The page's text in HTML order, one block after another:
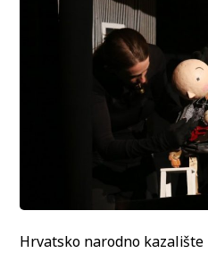
Hrvatsko narodno